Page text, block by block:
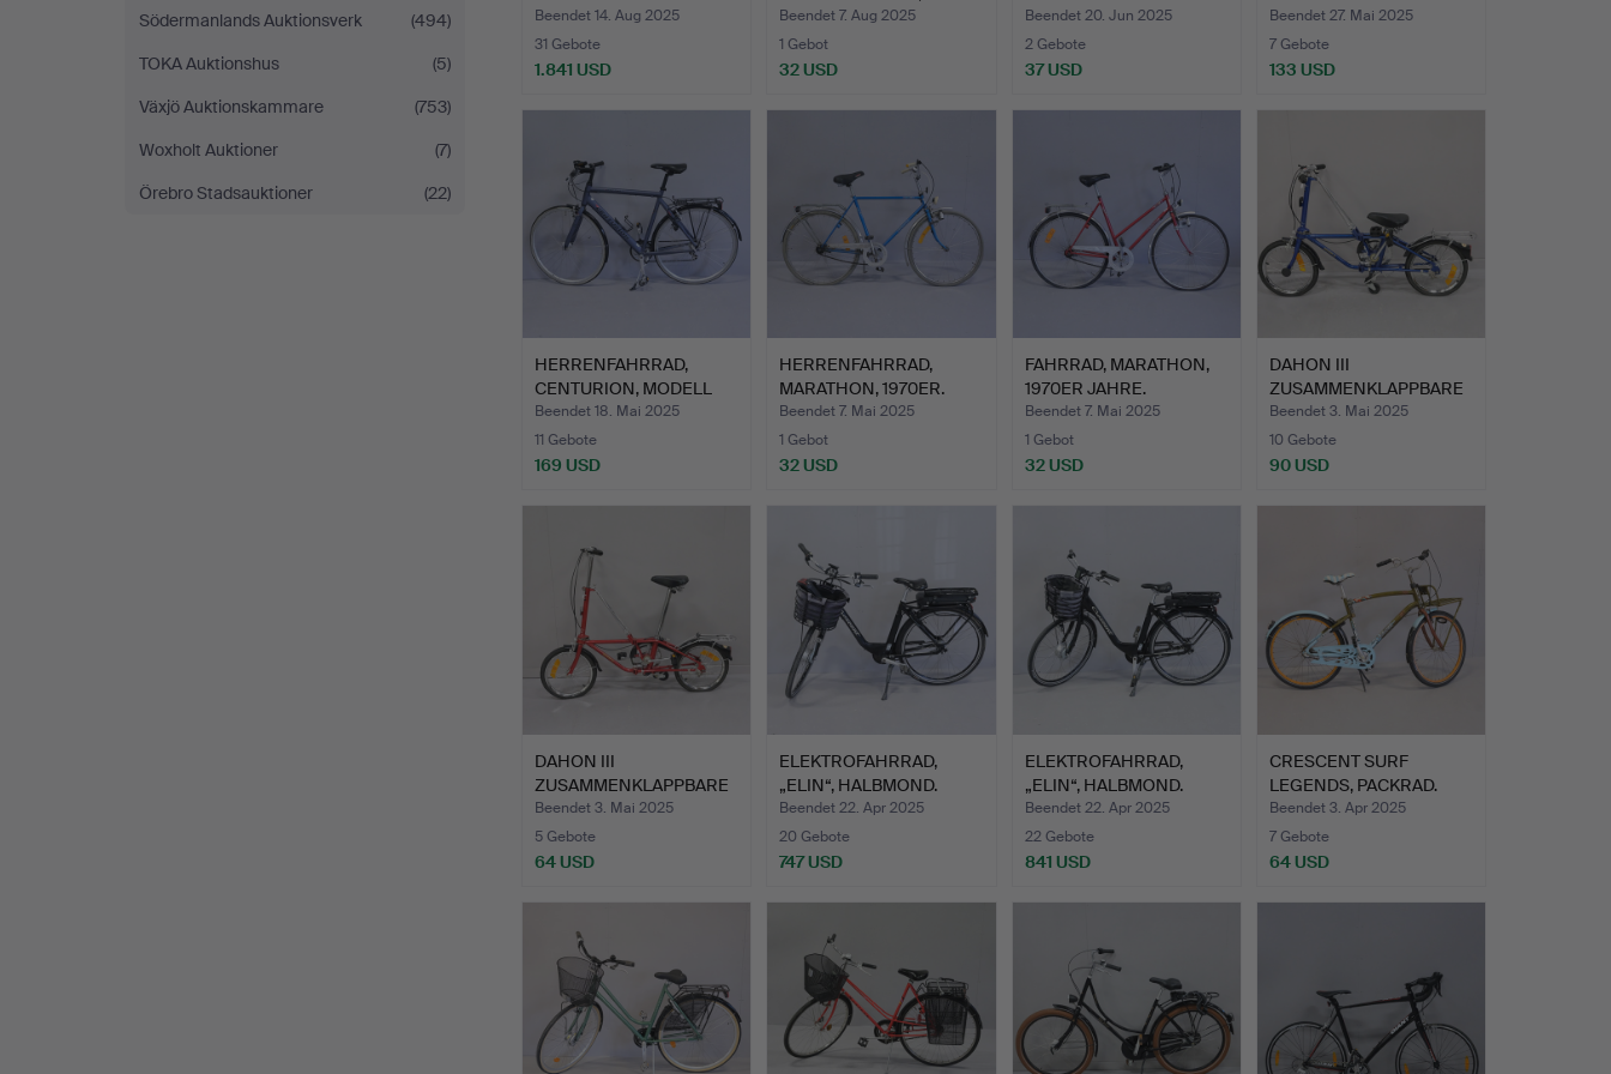
Södermanlands Auktionsverk
(494)
TOKA Auktionshus
(5)
Växjö Auktionskammare
(753)
Woxholt Auktioner
(7)
Örebro Stadsauktioner
(22)
Beendet 14. Aug 2025
31 Gebote
1.841 USD
Beendet 7. Aug 2025
1 Gebot
32 USD
Beendet 20. Jun 2025
2 Gebote
37 USD
Beendet 27. Mai 2025
7 Gebote
133 USD
HERRENFAHRRAD,
CENTURION, MODELL
„BASIC FR…
Beendet 18. Mai 2025
11 Gebote
169 USD
HERRENFAHRRAD,
MARATHON, 1970ER.
Beendet 7. Mai 2025
1 Gebot
32 USD
FAHRRAD, MARATHON,
1970ER JAHRE.
Beendet 7. Mai 2025
1 Gebot
32 USD
DAHON III
ZUSAMMENKLAPPBARE
S FAHRRAD. BLAU.
Beendet 3. Mai 2025
10 Gebote
90 USD
DAHON III
ZUSAMMENKLAPPBARE
S FAHRRAD. ROT.
Beendet 3. Mai 2025
5 Gebote
64 USD
ELEKTROFAHRRAD,
„ELIN“, HALBMOND.
Beendet 22. Apr 2025
20 Gebote
747 USD
ELEKTROFAHRRAD,
„ELIN“, HALBMOND.
Beendet 22. Apr 2025
22 Gebote
841 USD
CRESCENT SURF
LEGENDS, PACKRAD.
Beendet 3. Apr 2025
7 Gebote
64 USD